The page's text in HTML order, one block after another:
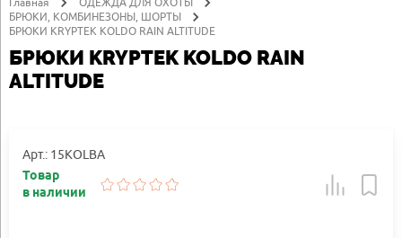
БРЮКИ, КОМБИНЕЗОНЫ, ШОРТЫ
БРЮКИ KRYPTEK KOLDO RAIN ALTITUDE
БРЮКИ KRYPTEK KOLDO RAIN
ALTITUDE
Арт.: 15KOLBA
Товар
в наличии